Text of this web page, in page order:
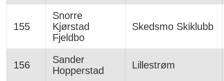
155
Snorre
Kjørstad
Fjeldbo
Skedsmo Skiklubb
156
Sander
Hopperstad
Lillestrøm